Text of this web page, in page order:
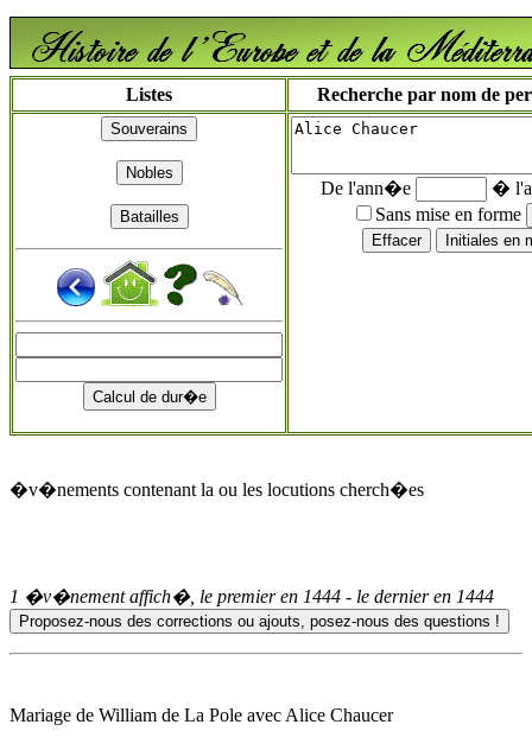
Listes Recherche par nom de
De l'ann�e
�
Sans mise en forme
�v�nements contenant la ou les locutions cherch�es
1 �v�nement affich�, le premier en 1444 - le dernier en 1444
Mariage de William de La Pole avec Alice Chaucer